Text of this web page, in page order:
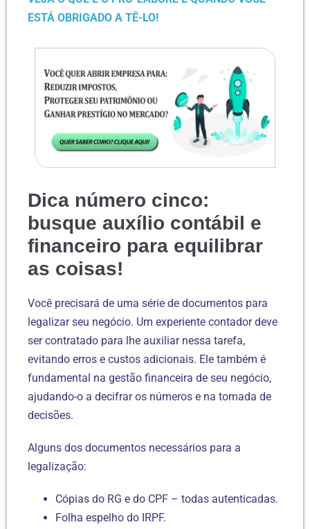
ESTÁ OBRIGADO A TÊ-LO!
Dica número cinco:
busque auxílio contábil e
financeiro para equilibrar
as coisas!
Você precisará de uma série de documentos para
legalizar seu negócio. Um experiente contador deve
ser contratado para lhe auxiliar nessa tarefa,
evitando erros e custos adicionais. Ele também é
fundamental na gestão financeira de seu negócio,
ajudando-o a decifrar os números e na tomada de
decisões.
Alguns dos documentos necessários para a
legalização:
Cópias do RG e do CPF – todas autenticadas.
Folha espelho do IRPF.